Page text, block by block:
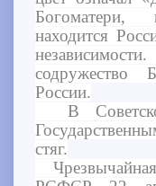
находится
России.
В
стяг.